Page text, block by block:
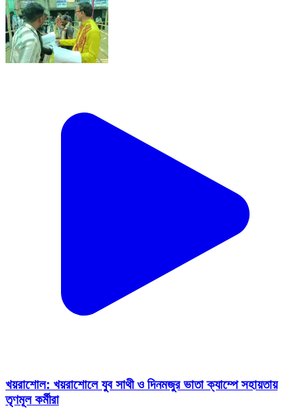
খয়রাশোল: খয়রাশোলে যুব সাথী ও দিনমজুর ভাতা ক্যাম্পে সহায়তায়
তৃণমূল কর্মীরা